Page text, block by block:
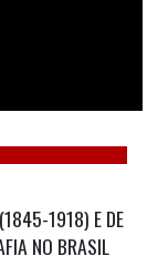
1918) E DE
NO BRASIL